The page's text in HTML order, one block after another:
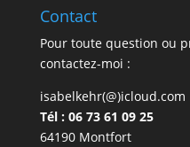
Contact
Pour toute question ou
contactez-moi :
isabelkehr(@)icloud.com
Tél : 06 73 61 09 25
64190 Montfort